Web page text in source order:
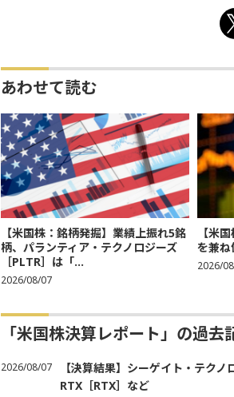
あわせて読む
【米国株：銘柄発掘】業績上振れ5銘
柄、パランティア・テクノロジーズ
［PLTR］は「...
2026/08/07
【米
を兼ね
2026/
「米国株決算レポート」の過去
2026/08/07
【決算結果】シーゲイト・テク
RTX［RTX］など